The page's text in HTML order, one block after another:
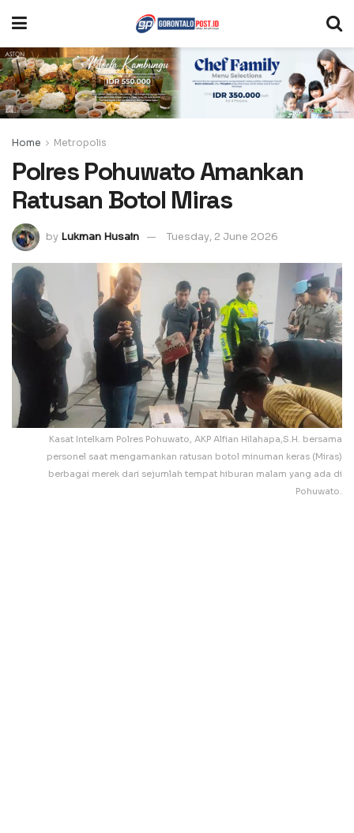
Home Metropolis
Polres Pohuwato Amankan
Ratusan Botol Miras
by Lukman Husain Tuesday, 2 June 2026
Kasat Intelkam Polres Pohuwato, AKP Alfian Hilahapa,S.H. bersama
personel saat mengamankan ratusan botol minuman keras (Miras)
berbagai merek dari sejumlah tempat hiburan malam yang ada di
Pohuwato.